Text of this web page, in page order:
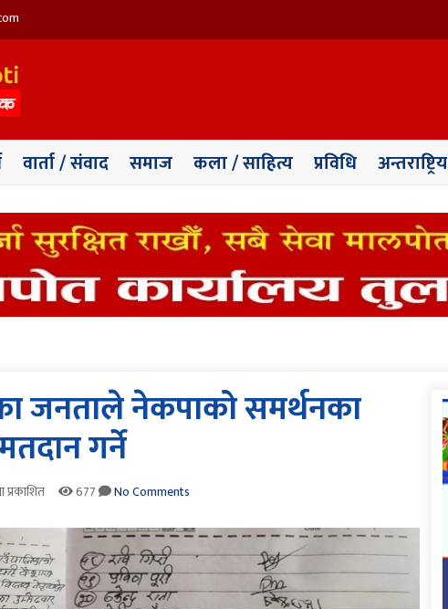
वार्ता / संवाद समाज कला / साहित्य प्रविधि अन्तराष्ट्रिय
जनताले नेकपाको समर्थनका
गर्ने
677 No Comments